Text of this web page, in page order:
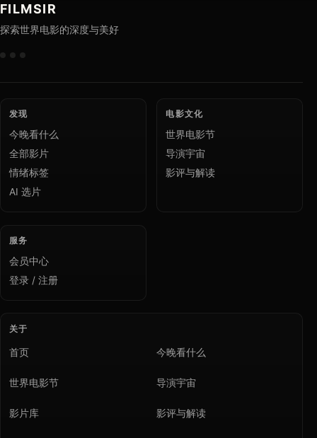
关于我们
FILMSIR
探索世界电影的深度与美好
发现
今晚看什么
全部影片
情绪标签
AI 选片
电影文化
世界电影节
导演宇宙
影评与解读
服务
会员中心
登录 / 注册
关于
首页 今晚看什么
世界电影节 导演宇宙
影片库 影评与解读